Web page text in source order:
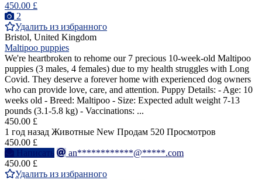
450.00 £
2
Удалить из избранного
Bristol, United Kingdom
Maltipoo puppies
We're heartbroken to rehome our 7 precious 10-week-old Maltipoo
puppies (3 males, 4 females) due to my health struggles with Long
Covid. They deserve a forever home with experienced dog owners
who can provide love, care, and attention. Puppy Details: - Age: 10
weeks old - Breed: Maltipoo - Size: Expected adult weight 7-13
pounds (3.1-5.8 kg) - Vaccinations: ...
450.00 £
1 год назад Животные New Продам 520 Просмотров
450.00 £
Написать
an************@*****.com
450.00 £
Удалить из избранного